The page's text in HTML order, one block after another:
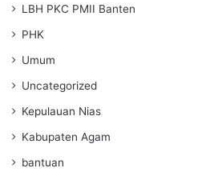
LBH PKC PMII Banten
PHK
Umum
Uncategorized
Kepulauan Nias
Kabupaten Agam
bantuan